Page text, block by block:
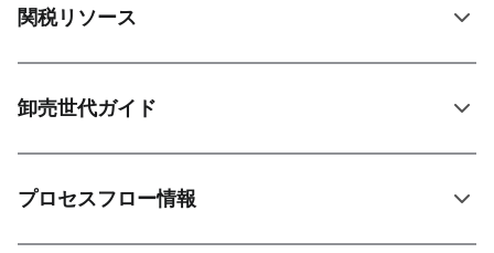
関税リソース
卸売世代ガイド
プロセスフロー情報